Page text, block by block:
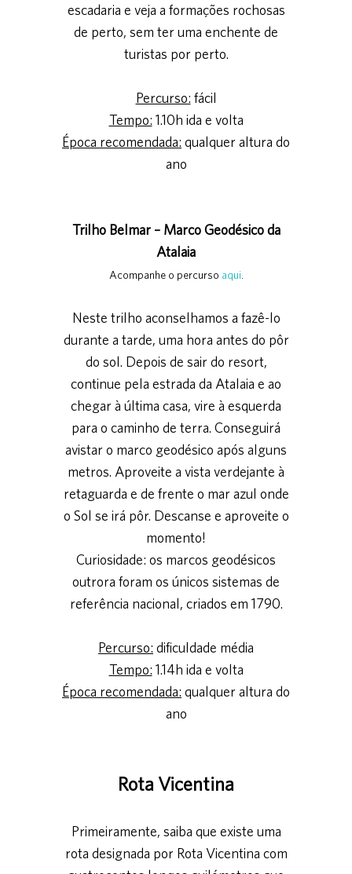
escadaria e veja a formações rochosas
de perto, sem ter uma enchente de
turistas por perto.
Percurso: fácil
Tempo: 1.10h ida e volta
Época recomendada: qualquer altura do
ano
Trilho Belmar – Marco Geodésico da
Atalaia
Acompanhe o percurso aqui.
Neste trilho aconselhamos a fazê-lo
durante a tarde, uma hora antes do pôr
do sol. Depois de sair do resort,
continue pela estrada da Atalaia e ao
chegar à última casa, vire à esquerda
para o caminho de terra. Conseguirá
avistar o marco geodésico após alguns
metros. Aproveite a vista verdejante à
retaguarda e de frente o mar azul onde
o Sol se irá pôr. Descanse e aproveite o
momento!
Curiosidade: os marcos geodésicos
outrora foram os únicos sistemas de
referência nacional, criados em 1790.
Percurso: dificuldade média
Tempo: 1.14h ida e volta
Época recomendada: qualquer altura do
ano
Rota Vicentina
Primeiramente, saiba que existe uma
rota designada por Rota Vicentina com